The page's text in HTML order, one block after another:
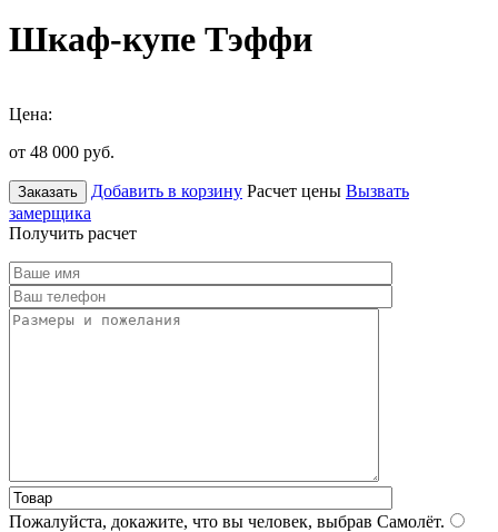
Шкаф-купе Тэффи
Цена:
от 48 000 руб.
Заказать Добавить в корзину Расчет цены Вызвать
замерщика
Получить расчет
Пожалуйста, докажите, что вы человек, выбрав Самолёт.